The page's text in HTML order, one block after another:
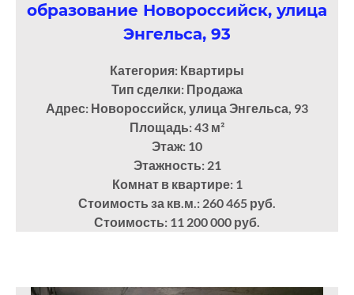
образование Новороссийск, улица
Энгельса, 93
Категория: Квартиры
Тип сделки: Продажа
Адрес: Новороссийск, улица Энгельса, 93
Площадь: 43 м²
Этаж: 10
Этажность: 21
Комнат в квартире: 1
Стоимость за кв.м.: 260 465 руб.
Стоимость: 11 200 000 руб.